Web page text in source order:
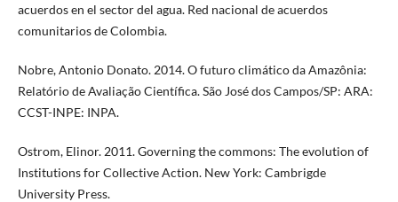
acuerdos en el sector del agua. Red nacional de acuerdos
comunitarios de Colombia.
Nobre, Antonio Donato. 2014. O futuro climático da Amazônia:
Relatório de Avaliação Científica. São José dos Campos/SP: ARA:
CCST-INPE: INPA.
Ostrom, Elinor. 2011. Governing the commons: The evolution of
Institutions for Collective Action. New York: Cambrigde
University Press.